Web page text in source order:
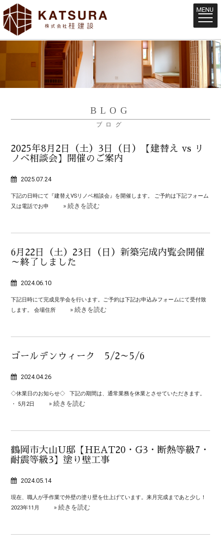
MENU
BLOG
ブログ
2025年8月2日（土）3日（日）【建替え vs リ
ノベ相談会】開催のご案内
2025.07.24
下記の日時にて『建替えVSリノベ相談会』を開催します。 ご予約は下記フォーム
又は電話でお申
» 続きを読む
6月22日（土）23日（日）新築完成内覧会開催
～終了しました
2024.06.10
下記日時にて完成見学会を行います。ご予約は下記お申込みフォームにて受付致
します。 会場住所
» 続きを読む
ゴールデンウィーク 5/2～5/6
2024.04.26
◇休業日のお知らせ◇ 下記の期間は、通常業務を休業とさせていただきます。
・ 5月2日
» 続きを読む
鶴岡市大山U邸【HEAT20・G3・断熱等級7・
耐震等級3】塗り壁工事
2024.05.14
現在、職人が手作業で外壁の塗り壁を仕上げています。来月完成まであと少し！
2023年11月
» 続きを読む